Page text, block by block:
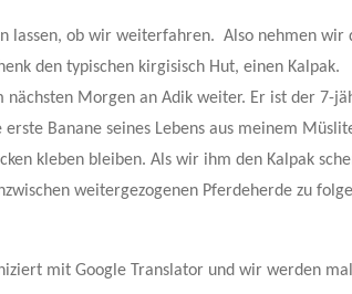
lassen, ob wir weiterfahren. Also nehmen wir
den typischen kirgisisch Hut, einen Kalpak.
Morgen an Adik weiter. Er ist der 7-
Banane seines Lebens aus meinem
kleben bleiben. Als wir ihm den Kalpak
weitergezogenen Pferdeherde zu
mit Google Translator und wir werden mal